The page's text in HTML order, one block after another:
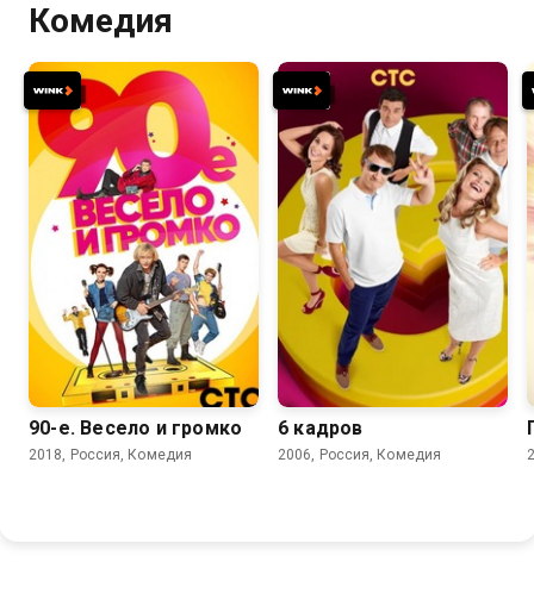
Комедия
7.7
90-е. Весело и громко
2018, Россия, Комедия
6.2 5.3
6 кадров
2006, Россия, Комедия